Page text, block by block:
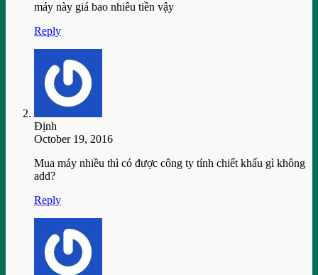
máy này giá bao nhiêu tiền vậy
Reply
Định
October 19, 2016
Mua máy nhiều thì có được công ty tính chiết khấu gì không
add?
Reply